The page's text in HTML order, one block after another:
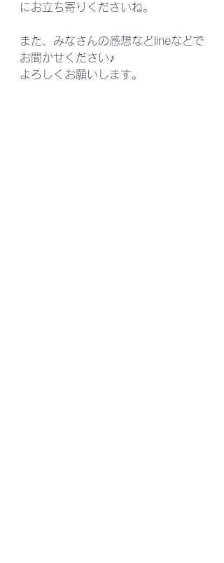
にお立ち寄りくださいね。
また、みなさんの感想などlineなどで
お聞かせください♪
よろしくお願いします。